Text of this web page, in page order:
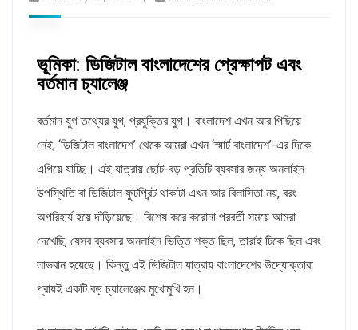
ভূমিকা: ডিজিটাল বাংলাদেশের প্রেক্ষাপট এবং
বর্তমান চ্যালেঞ্জ
বর্তমান যুগ তথ্যের যুগ, প্রযুক্তির যুগ। বাংলাদেশ এখন আর পিছিয়ে
নেই; ‘ডিজিটাল বাংলাদেশ’ থেকে আমরা এখন ‘স্মার্ট বাংলাদেশ’-এর দিকে
এগিয়ে যাচ্ছি। এই যাত্রায় ছোট-বড় প্রতিটি ব্যবসার জন্য অনলাইন
উপস্থিতি বা ডিজিটাল ফুটপ্রিন্ট থাকাটা এখন আর বিলাসিতা নয়, বরং
অপরিহার্য হয়ে দাঁড়িয়েছে। বিশেষ করে করোনা পরবর্তী সময়ে আমরা
দেখেছি, যেসব ব্যবসার অনলাইন ভিত্তি শক্ত ছিল, তারাই টিকে ছিল এবং
লাভবান হয়েছে। কিন্তু এই ডিজিটাল যাত্রায় বাংলাদেশের উদ্যোক্তারা
প্রায়ই একটি বড় চ্যালেঞ্জের মুখোমুখি হন।